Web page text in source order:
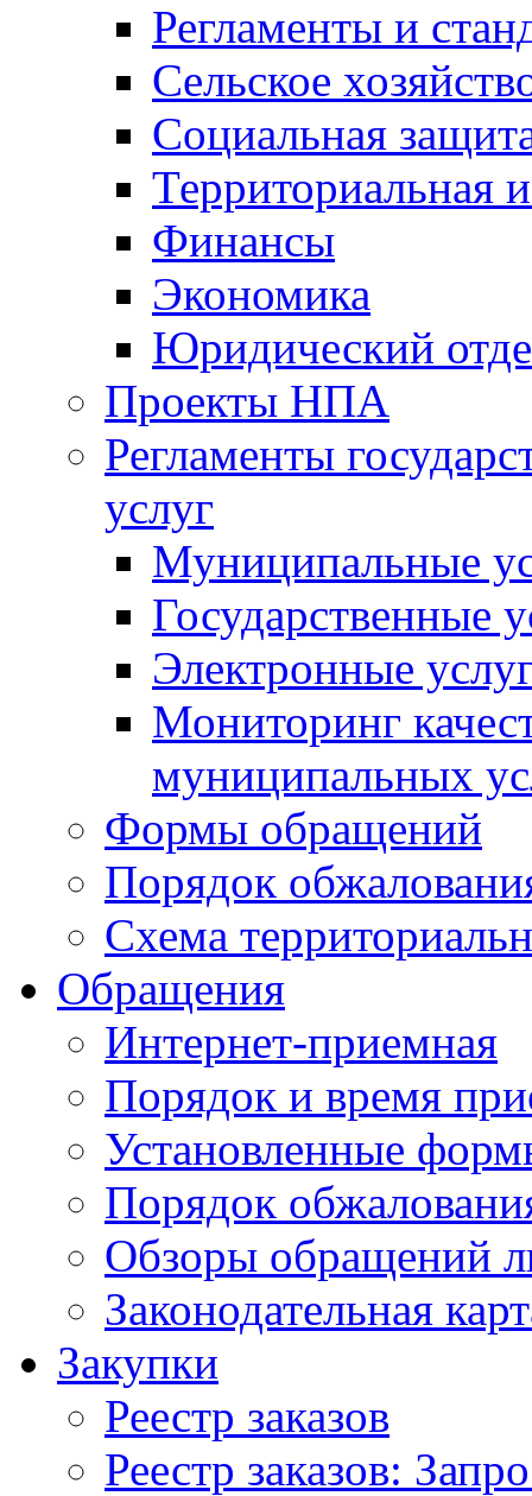
Регламенты и
Сельское
Социальная
Территориальная
Финансы
Экономика
Юридический
Проекты НПА
Регламенты
услуг
Муниципальные
Государственные
Электронные
Мониторинг
муниципальных
Формы обращений
Порядок
Схема
Обращения
Интернет-приемная
Порядок и время
Установленные
Порядок
Обзоры обращений
Законодательная
Закупки
Реестр заказов
Реестр заказов: